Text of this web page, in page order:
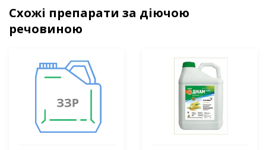
Схожі препарати за діючою
речовиною